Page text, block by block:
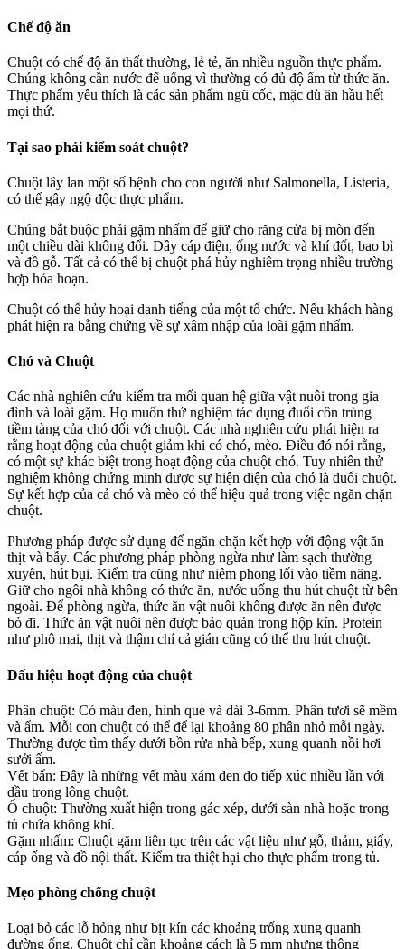
Chế độ ăn
Chuột có chế độ ăn thất thường, lẻ tẻ, ăn nhiều nguồn thực phẩm.
Chúng không cần nước để uống vì thường có đủ độ ẩm từ thức ăn.
Thực phẩm yêu thích là các sản phẩm ngũ cốc, mặc dù ăn hầu hết
mọi thứ.
Tại sao phải kiểm soát chuột?
Chuột lây lan một số bệnh cho con người như Salmonella, Listeria,
có thể gây ngộ độc thực phẩm.
Chúng bắt buộc phải gặm nhấm để giữ cho răng cửa bị mòn đến
một chiều dài không đổi. Dây cáp điện, ống nước và khí đốt, bao bì
và đồ gỗ. Tất cả có thể bị chuột phá hủy nghiêm trọng nhiều trường
hợp hỏa hoạn.
Chuột có thể hủy hoại danh tiếng của một tổ chức. Nếu khách hàng
phát hiện ra bằng chứng về sự xâm nhập của loài gặm nhấm.
Chó và Chuột
Các nhà nghiên cứu kiểm tra mối quan hệ giữa vật nuôi trong gia
đình và loài gặm. Họ muốn thử nghiệm tác dụng đuổi côn trùng
tiềm tàng của chó đối với chuột. Các nhà nghiên cứu phát hiện ra
rằng hoạt động của chuột giảm khi có chó, mèo. Điều đó nói rằng,
có một sự khác biệt trong hoạt động của chuột chó. Tuy nhiên thử
nghiệm không chứng minh được sự hiện diện của chó là đuổi chuột.
Sự kết hợp của cả chó và mèo có thể hiệu quả trong việc ngăn chặn
chuột.
Phương pháp được sử dụng để ngăn chặn kết hợp với động vật ăn
thịt và bẫy. Các phương pháp phòng ngừa như làm sạch thường
xuyên, hút bụi. Kiểm tra cũng như niêm phong lối vào tiềm năng.
Giữ cho ngôi nhà không có thức ăn, nước uống thu hút chuột từ bên
ngoài. Để phòng ngừa, thức ăn vật nuôi không được ăn nên được
bỏ đi. Thức ăn vật nuôi nên được bảo quản trong hộp kín. Protein
như phô mai, thịt và thậm chí cả gián cũng có thể thu hút chuột.
Dấu hiệu hoạt động của chuột
Phân chuột: Có màu đen, hình que và dài 3-6mm. Phân tươi sẽ mềm
và ẩm. Mỗi con chuột có thể để lại khoảng 80 phân nhỏ mỗi ngày.
Thường được tìm thấy dưới bồn rửa nhà bếp, xung quanh nồi hơi
sưởi ấm.
Vết bẩn: Đây là những vết màu xám đen do tiếp xúc nhiều lần với
dầu trong lông chuột.
Ổ chuột: Thường xuất hiện trong gác xép, dưới sàn nhà hoặc trong
tủ chứa không khí.
Gặm nhấm: Chuột gặm liên tục trên các vật liệu như gỗ, thảm, giấy,
cáp ống và đồ nội thất. Kiểm tra thiệt hại cho thực phẩm trong tủ.
Mẹo phòng chống chuột
Loại bỏ các lỗ hỏng như bịt kín các khoảng trống xung quanh
đường ống. Chuột chỉ cần khoảng cách là 5 mm nhưng thông